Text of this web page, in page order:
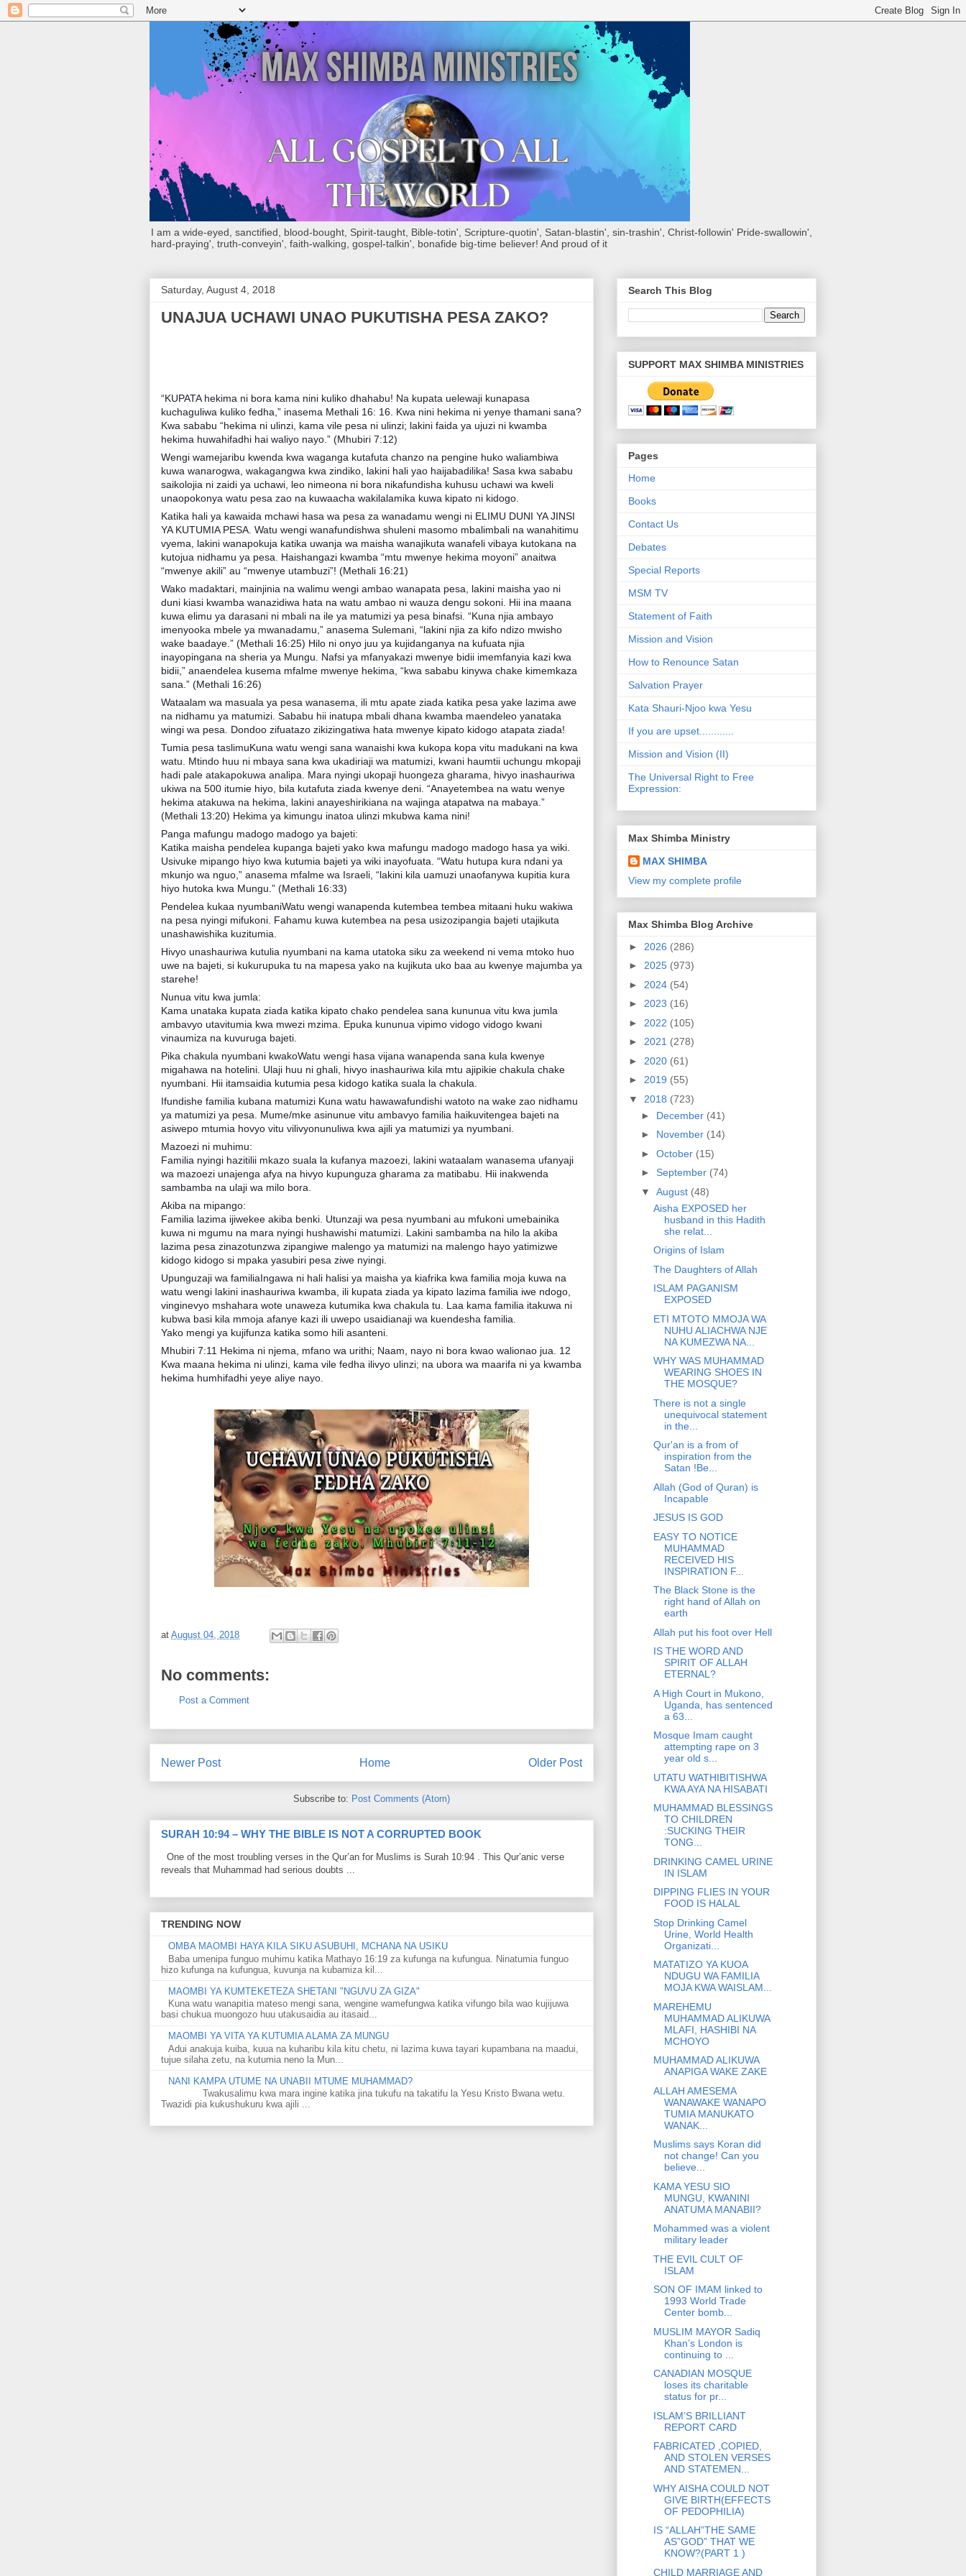
I am a wide-eyed, sanctified, blood-bought, Spirit-taught, Bible-totin', Scripture-quotin', Satan-blastin', sin-trashin', Christ-followin' Pride-swallowin',
hard-praying', truth-conveyin', faith-walking, gospel-talkin', bonafide big-time believer! And proud of it
Saturday, August 4, 2018
UNAJUA UCHAWI UNAO PUKUTISHA PESA ZAKO?
“KUPATA hekima ni bora kama nini kuliko dhahabu! Na kupata uelewaji kunapasa
kuchaguliwa kuliko fedha,” inasema Methali 16: 16. Kwa nini hekima ni yenye thamani sana?
Kwa sababu “hekima ni ulinzi, kama vile pesa ni ulinzi; lakini faida ya ujuzi ni kwamba
hekima huwahifadhi hai waliyo nayo.” (Mhubiri 7:12)
Wengi wamejaribu kwenda kwa waganga kutafuta chanzo na pengine huko waliambiwa
kuwa wanarogwa, wakagangwa kwa zindiko, lakini hali yao haijabadilika! Sasa kwa sababu
saikolojia ni zaidi ya uchawi, leo nimeona ni bora nikafundisha kuhusu uchawi wa kweli
unaopokonya watu pesa zao na kuwaacha wakilalamika kuwa kipato ni kidogo.
Katika hali ya kawaida mchawi hasa wa pesa za wanadamu wengi ni ELIMU DUNI YA JINSI
YA KUTUMIA PESA. Watu wengi wanafundishwa shuleni masomo mbalimbali na wanahitimu
vyema, lakini wanapokuja katika uwanja wa maisha wanajikuta wanafeli vibaya kutokana na
kutojua nidhamu ya pesa. Haishangazi kwamba “mtu mwenye hekima moyoni” anaitwa
“mwenye akili” au “mwenye utambuzi”! (Methali 16:21)
Wako madaktari, mainjinia na walimu wengi ambao wanapata pesa, lakini maisha yao ni
duni kiasi kwamba wanazidiwa hata na watu ambao ni wauza dengu sokoni. Hii ina maana
kuwa elimu ya darasani ni mbali na ile ya matumizi ya pesa binafsi. “Kuna njia ambayo
imenyooka mbele ya mwanadamu,” anasema Sulemani, “lakini njia za kifo ndizo mwisho
wake baadaye.” (Methali 16:25) Hilo ni onyo juu ya kujidanganya na kufuata njia
inayopingana na sheria ya Mungu. Nafsi ya mfanyakazi mwenye bidii imemfanyia kazi kwa
bidii,” anaendelea kusema mfalme mwenye hekima, “kwa sababu kinywa chake kimemkaza
sana.” (Methali 16:26)
Wataalam wa masuala ya pesa wanasema, ili mtu apate ziada katika pesa yake lazima awe
na nidhamu ya matumizi. Sababu hii inatupa mbali dhana kwamba maendeleo yanataka
wingi wa pesa. Dondoo zifuatazo zikizingatiwa hata mwenye kipato kidogo atapata ziada!
Tumia pesa taslimuKuna watu wengi sana wanaishi kwa kukopa kopa vitu madukani na kwa
watu. Mtindo huu ni mbaya sana kwa ukadiriaji wa matumizi, kwani haumtii uchungu mkopaji
hadi pale atakapokuwa analipa. Mara nyingi ukopaji huongeza gharama, hivyo inashauriwa
ukiwa na 500 itumie hiyo, bila kutafuta ziada kwenye deni. “Anayetembea na watu wenye
hekima atakuwa na hekima, lakini anayeshirikiana na wajinga atapatwa na mabaya.”
(Methali 13:20) Hekima ya kimungu inatoa ulinzi mkubwa kama nini!
Panga mafungu madogo madogo ya bajeti:
Katika maisha pendelea kupanga bajeti yako kwa mafungu madogo madogo hasa ya wiki.
Usivuke mipango hiyo kwa kutumia bajeti ya wiki inayofuata. “Watu hutupa kura ndani ya
mkunjo wa nguo,” anasema mfalme wa Israeli, “lakini kila uamuzi unaofanywa kupitia kura
hiyo hutoka kwa Mungu.” (Methali 16:33)
Pendelea kukaa nyumbaniWatu wengi wanapenda kutembea tembea mitaani huku wakiwa
na pesa nyingi mifukoni. Fahamu kuwa kutembea na pesa usizozipangia bajeti utajikuta
unashawishika kuzitumia.
Hivyo unashauriwa kutulia nyumbani na kama utatoka siku za weekend ni vema mtoko huo
uwe na bajeti, si kukurupuka tu na mapesa yako na kujikuta uko baa au kwenye majumba ya
starehe!
Nunua vitu kwa jumla:
Kama unataka kupata ziada katika kipato chako pendelea sana kununua vitu kwa jumla
ambavyo utavitumia kwa mwezi mzima. Epuka kununua vipimo vidogo vidogo kwani
vinaumiza na kuvuruga bajeti.
Pika chakula nyumbani kwakoWatu wengi hasa vijana wanapenda sana kula kwenye
migahawa na hotelini. Ulaji huu ni ghali, hivyo inashauriwa kila mtu ajipikie chakula chake
nyumbani. Hii itamsaidia kutumia pesa kidogo katika suala la chakula.
Ifundishe familia kubana matumizi Kuna watu hawawafundishi watoto na wake zao nidhamu
ya matumizi ya pesa. Mume/mke asinunue vitu ambavyo familia haikuvitengea bajeti na
asiwepo mtumia hovyo vitu vilivyonunuliwa kwa ajili ya matumizi ya nyumbani.
Mazoezi ni muhimu:
Familia nyingi hazitilii mkazo suala la kufanya mazoezi, lakini wataalam wanasema ufanyaji
wa mazoezi unajenga afya na hivyo kupunguza gharama za matibabu. Hii inakwenda
sambamba na ulaji wa milo bora.
Akiba na mipango:
Familia lazima ijiwekee akiba benki. Utunzaji wa pesa nyumbani au mfukoni umebainika
kuwa ni mgumu na mara nyingi hushawishi matumizi. Lakini sambamba na hilo la akiba
lazima pesa zinazotunzwa zipangiwe malengo ya matumizi na malengo hayo yatimizwe
kidogo kidogo si mpaka yasubiri pesa ziwe nyingi.
Upunguzaji wa familiaIngawa ni hali halisi ya maisha ya kiafrika kwa familia moja kuwa na
watu wengi lakini inashauriwa kwamba, ili kupata ziada ya kipato lazima familia iwe ndogo,
vinginevyo mshahara wote unaweza kutumika kwa chakula tu. Laa kama familia itakuwa ni
kubwa basi kila mmoja afanye kazi ili uwepo usaidianaji wa kuendesha familia.
Yako mengi ya kujifunza katika somo hili asanteni.
Mhubiri 7:11 Hekima ni njema, mfano wa urithi; Naam, nayo ni bora kwao walionao jua. 12
Kwa maana hekima ni ulinzi, kama vile fedha ilivyo ulinzi; na ubora wa maarifa ni ya kwamba
hekima humhifadhi yeye aliye nayo.
at August 04, 2018
No comments:
Post a Comment
Newer Post Older Post
Home
Subscribe to: Post Comments (Atom)
SURAH 10:94 – WHY THE BIBLE IS NOT A CORRUPTED BOOK
One of the most troubling verses in the Qur’an for Muslims is Surah 10:94 . This Qur’anic verse
reveals that Muhammad had serious doubts ...
TRENDING NOW
OMBA MAOMBI HAYA KILA SIKU ASUBUHI, MCHANA NA USIKU
Baba umenipa funguo muhimu katika Mathayo 16:19 za kufunga na kufungua. Ninatumia funguo
hizo kufunga na kufungua, kuvunja na kubamiza kil...
MAOMBI YA KUMTEKETEZA SHETANI "NGUVU ZA GIZA"
Kuna watu wanapitia mateso mengi sana, wengine wamefungwa katika vifungo bila wao kujijuwa
basi chukua muongozo huu utakusaidia au itasaid...
MAOMBI YA VITA YA KUTUMIA ALAMA ZA MUNGU
Adui anakuja kuiba, kuua na kuharibu kila kitu chetu, ni lazima kuwa tayari kupambana na maadui,
tujue silaha zetu, na kutumia neno la Mun...
NANI KAMPA UTUME NA UNABII MTUME MUHAMMAD?
Twakusalimu kwa mara ingine katika jina tukufu na takatifu la Yesu Kristo Bwana wetu.
Twazidi pia kukushukuru kwa ajili ...
Search This Blog
SUPPORT MAX SHIMBA MINISTRIES
Pages
Home
Books
Contact Us
Debates
Special Reports
MSM TV
Statement of Faith
Mission and Vision
How to Renounce Satan
Salvation Prayer
Kata Shauri-Njoo kwa Yesu
If you are upset............
Mission and Vision (II)
The Universal Right to Free
Expression:
Max Shimba Ministry
MAX SHIMBA
View my complete profile
Max Shimba Blog Archive
► 2026 (286)
► 2025 (973)
► 2024 (54)
► 2023 (16)
► 2022 (105)
► 2021 (278)
► 2020 (61)
► 2019 (55)
▼ 2018 (723)
► December (41)
► November (14)
► October (15)
► September (74)
▼ August (48)
Aisha EXPOSED her
husband in this Hadith
she relat...
Origins of Islam
The Daughters of Allah
ISLAM PAGANISM
EXPOSED
ETI MTOTO MMOJA WA
NUHU ALIACHWA NJE
NA KUMEZWA NA...
WHY WAS MUHAMMAD
WEARING SHOES IN
THE MOSQUE?
There is not a single
unequivocal statement
in the...
Qur'an is a from of
inspiration from the
Satan !Be...
Allah (God of Quran) is
Incapable
JESUS IS GOD
EASY TO NOTICE
MUHAMMAD
RECEIVED HIS
INSPIRATION F...
The Black Stone is the
right hand of Allah on
earth
Allah put his foot over Hell
IS THE WORD AND
SPIRIT OF ALLAH
ETERNAL?
A High Court in Mukono,
Uganda, has sentenced
a 63...
Mosque Imam caught
attempting rape on 3
year old s...
UTATU WATHIBITISHWA
KWA AYA NA HISABATI
MUHAMMAD BLESSINGS
TO CHILDREN
:SUCKING THEIR
TONG...
DRINKING CAMEL URINE
IN ISLAM
DIPPING FLIES IN YOUR
FOOD IS HALAL
Stop Drinking Camel
Urine, World Health
Organizati...
MATATIZO YA KUOA
NDUGU WA FAMILIA
MOJA KWA WAISLAM...
MAREHEMU
MUHAMMAD ALIKUWA
MLAFI, HASHIBI NA
MCHOYO
MUHAMMAD ALIKUWA
ANAPIGA WAKE ZAKE
ALLAH AMESEMA
WANAWAKE WANAPO
TUMIA MANUKATO
WANAK...
Muslims says Koran did
not change! Can you
believe...
KAMA YESU SIO
MUNGU, KWANINI
ANATUMA MANABII?
Mohammed was a violent
military leader
THE EVIL CULT OF
ISLAM
SON OF IMAM linked to
1993 World Trade
Center bomb...
MUSLIM MAYOR Sadiq
Khan’s London is
continuing to ...
CANADIAN MOSQUE
loses its charitable
status for pr...
ISLAM’S BRILLIANT
REPORT CARD
FABRICATED ,COPIED,
AND STOLEN VERSES
AND STATEMEN...
WHY AISHA COULD NOT
GIVE BIRTH(EFFECTS
OF PEDOPHILIA)
IS “ALLAH”THE SAME
AS”GOD” THAT WE
KNOW?(PART 1 )
CHILD MARRIAGE AND